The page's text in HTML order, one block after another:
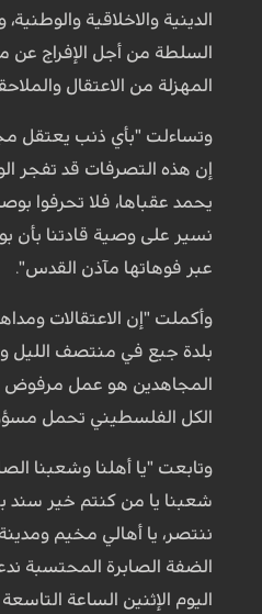
الدينية والاخلاقية
السلطة من أجل الإفراج عن
المهزلة من الاعتقال
وتساءلت "بأي ذنب يعتقل
إن هذه التصرفات قد تفجر
يحمد عقباها، فلا تحرفوا
نسير على وصية قادتنا بأن
عبر فوهاتها مآذن القدس".
وأكملت "إن الاعتقالات
بلدة جبع في منتصف الليل
المجاهدين هو عمل مرفوض
الكل الفلسطيني تحمل
وتابعت "يا أهلنا وشعبنا
شعبنا يا من كنتم خير سند
ننتصر، يا أهالي مخيم
الضفة الصابرة المحتسبة
اليوم الإثنين الساعة